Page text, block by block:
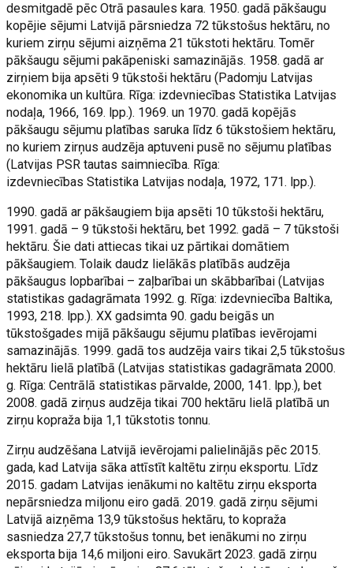
desmitgadē pēc Otrā pasaules kara. 1950. gadā pākšaugu
kopējie sējumi Latvijā pārsniedza 72 tūkstošus hektāru, no
kuriem zirņu sējumi aizņēma 21 tūkstoti hektāru. Tomēr
pākšaugu sējumi pakāpeniski samazinājās. 1958. gadā ar
zirņiem bija apsēti 9 tūkstoši hektāru (Padomju Latvijas
ekonomika un kultūra. Rīga: izdevniecības Statistika Latvijas
nodaļa, 1966, 169. lpp.). 1969. un 1970. gadā kopējās
pākšaugu sējumu platības saruka līdz 6 tūkstošiem hektāru,
no kuriem zirņus audzēja aptuveni pusē no sējumu platības
(Latvijas PSR tautas saimniecība. Rīga:
izdevniecības Statistika Latvijas nodaļa, 1972, 171. lpp.).
1990. gadā ar pākšaugiem bija apsēti 10 tūkstoši hektāru,
1991. gadā – 9 tūkstoši hektāru, bet 1992. gadā – 7 tūkstoši
hektāru. Šie dati attiecas tikai uz pārtikai domātiem
pākšaugiem. Tolaik daudz lielākās platībās audzēja
pākšaugus lopbarībai – zaļbarībai un skābbarībai (Latvijas
statistikas gadagrāmata 1992. g. Rīga: izdevniecība Baltika,
1993, 218. lpp.). XX gadsimta 90. gadu beigās un
tūkstošgades mijā pākšaugu sējumu platības ievērojami
samazinājās. 1999. gadā tos audzēja vairs tikai 2,5 tūkstošus
hektāru lielā platībā (Latvijas statistikas gadagrāmata 2000.
g. Rīga: Centrālā statistikas pārvalde, 2000, 141. lpp.), bet
2008. gadā zirņus audzēja tikai 700 hektāru lielā platībā un
zirņu kopraža bija 1,1 tūkstotis tonnu.
Zirņu audzēšana Latvijā ievērojami palielinājās pēc 2015.
gada, kad Latvija sāka attīstīt kaltētu zirņu eksportu. Līdz
2015. gadam Latvijas ienākumi no kaltētu zirņu eksporta
nepārsniedza miljonu eiro gadā. 2019. gadā zirņu sējumi
Latvijā aizņēma 13,9 tūkstošus hektāru, to kopraža
sasniedza 27,7 tūkstošus tonnu, bet ienākumi no zirņu
eksporta bija 14,6 miljoni eiro. Savukārt 2023. gadā zirņu